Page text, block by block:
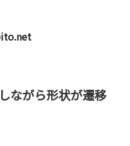
ながら形状が遷移